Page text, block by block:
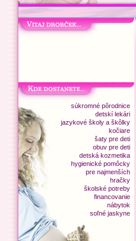
súkromné pôrodnice
detskí lekári
jazykové školy a škôlky
kočiare
šaty pre deti
obuv pre deti
detská kozmetika
hygienické pomôcky
pre najmenších
hračky
školské potreby
financovanie
nábytok
soľné jaskyne